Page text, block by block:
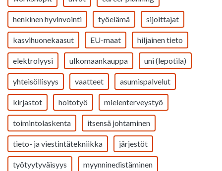
henkinen hyvinvointi työelämä sijoittajat
kasvihuonekaasut EU-maat hiljainen tieto
elektrolyysi ulkomaankauppa uni (lepotila)
yhteisöllisyys vaatteet asumispalvelut
kirjastot hoitotyö mielenterveystyö
toimintolaskenta itsensä johtaminen
tieto- ja viestintätekniikka järjestöt
työtyytyväisyys myynninedistäminen